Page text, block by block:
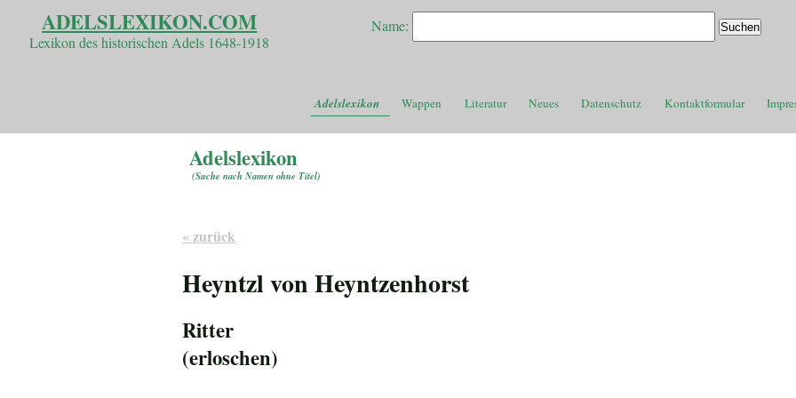
ADELSLEXIKON.COM
Lexikon des historischen Adels 1648-1918
Name:
Adelslexikon Wappen Literatur Neues Datenschutz Kontaktformular
Adelslexikon
(Suche nach Namen ohne Titel)
« zurück
Heyntzl von Heyntzenhorst
Ritter
(erloschen)